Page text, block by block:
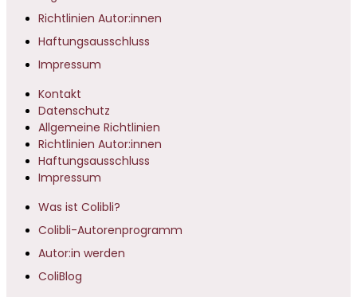
Richtlinien Autor:innen
Haftungsausschluss
Impressum
Kontakt
Datenschutz
Allgemeine Richtlinien
Richtlinien Autor:innen
Haftungsausschluss
Impressum
Was ist Colibli?
Colibli-Autorenprogramm
Autor:in werden
ColiBlog